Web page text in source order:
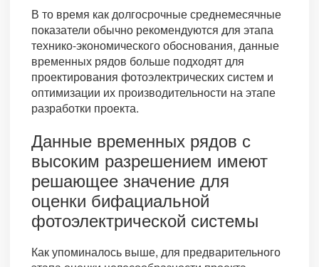
В то время как долгосрочные среднемесячные
показатели обычно рекомендуются для этапа
технико-экономического обоснования, данные
временных рядов больше подходят для
проектирования фотоэлектрических систем и
оптимизации их производительности на этапе
разработки проекта.
Данные временных рядов с
высоким разрешением имеют
решающее значение для
оценки бифациальной
фотоэлектрической системы
Как упоминалось выше, для предварительного